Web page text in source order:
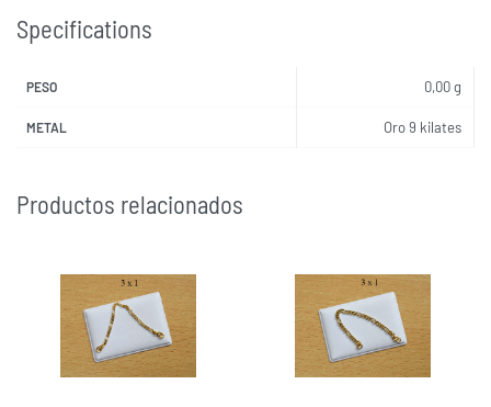
Specifications
PESO 0,00 g
METAL Oro 9 kilates
Productos relacionados